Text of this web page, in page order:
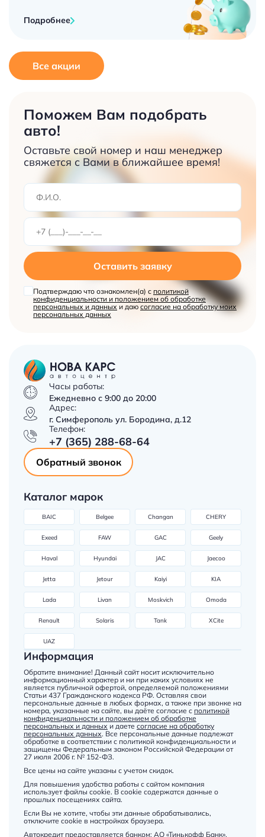
Подробнее
Все акции
Поможем Вам подобрать
авто!
Оставьте свой номер и наш менеджер
свяжется с Вами в ближайшее время!
Оставить заявку
Подтверждаю что ознакомлен(а) с политикой
конфиденциальности и положением об обработке
персональных и данных и даю согласие на обработку моих
персональных данных
Часы работы:
Ежедневно с 9:00 до 20:00
Адрес:
г. Симферополь ул. Бородина, д.12
Телефон:
+7 (365) 288-68-64
Обратный звонок
Каталог марок
BAIC Belgee Changan CHERY
Exeed FAW GAC Geely
Haval Hyundai JAC Jaecoo
Jetta Jetour Kaiyi KIA
Lada Livan Moskvich Omoda
Renault Solaris Tank XCite
UAZ
Информация
Обратите внимание! Данный сайт носит исключительно
информационный характер и ни при каких условиях не
является публичной офертой, определяемой положениями
Статьи 437 Гражданского кодекса РФ. Оставляя свои
персональные данные в любых формах, а также при звонке на
номера, указанные на сайте, вы даёте согласие с политикой
конфиденциальности и положением об обработке
персональных и данных и даете согласие на обработку
персональных данных. Все персональные данные подлежат
обработке в соответствии с политикой конфиденциальности и
защищены Федеральным законом Российской Федерации от
27 июля 2006 г. № 152-ФЗ.
Все цены на сайте указаны с учетом скидок.
Для повышения удобства работы с сайтом компания
использует файлы cookie. В cookie содержатся данные о
прошлых посещениях сайта.
Если Вы не хотите, чтобы эти данные обрабатывались,
отключите cookie в настройках браузера.
Автокредит предоставляется банком: АО «Тинькофф Банк»,